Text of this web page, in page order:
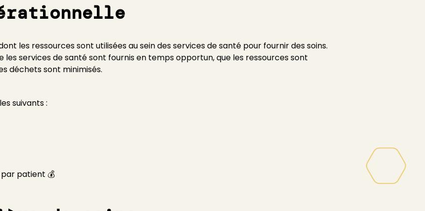
les ressources sont utilisées au sein des services de santé pour fournir des soins.
les services de santé sont fournis en temps opportun, que les ressources sont
déchets sont minimisés.
suivants :
patient 💰